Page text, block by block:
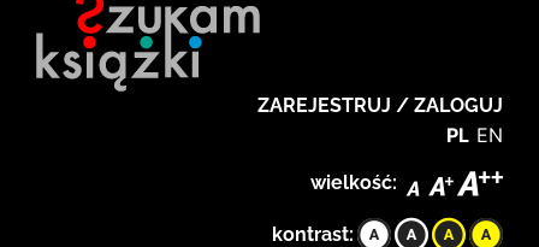
ZAREJESTRUJ / ZALOGUJ
PL EN
wielkość:
kontrast: